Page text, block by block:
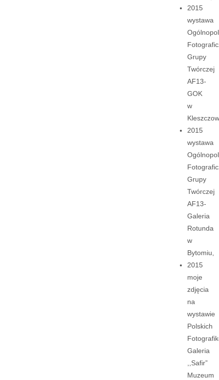
2015
wystawa
Grupy
Twórczej
AF13-
GOK
w
2015
wystawa
Grupy
Twórczej
AF13-
Galeria
Rotunda
w
Bytomiu,
2015
moje
zdjęcia
na
wystawie
Polskich
Galeria
,,Safir”
Muzeum